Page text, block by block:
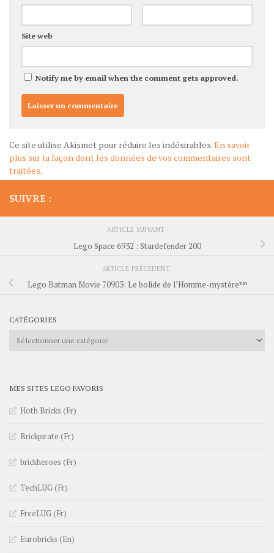
Site web
Notify me by email when the comment gets approved.
Ce site utilise Akismet pour réduire les indésirables.En savoir
plus sur la façon dont les données de vos commentaires sont
traitées.
SUIVRE :
ARTICLE SUIVANT
Lego Space 6932 : Stardefender 200
ARTICLE PRÉCÉDENT
Lego Batman Movie 70903: Le bolide de l’Homme-mystère™
CATÉGORIES
Catégories
MES SITES LEGO FAVORIS
Hoth Bricks (Fr)
Brickpirate (Fr)
brickheroes (Fr)
TechLUG (Fr)
FreeLUG (Fr)
Eurobricks (En)